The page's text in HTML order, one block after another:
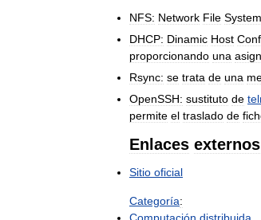
NFS: Network File System
DHCP: Dinamic Host
proporcionando una
Rsync: se trata de una
OpenSSH: sustituto de
permite el traslado de
Enlaces externos
Sitio oficial
Categoría: